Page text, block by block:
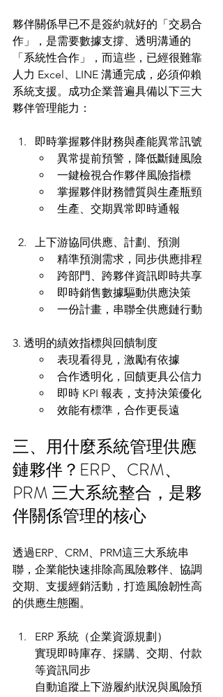
夥伴關係早已不是簽約就好的「交易合
作」，是需要數據支撐、透明溝通的
「系統性合作」，而這些，已經很難靠
人力 Excel、LINE 溝通完成，必須仰賴
系統支援。成功企業普遍具備以下三大
夥伴管理能力：
即時掌握夥伴財務與產能異常訊號
異常提前預警，降低斷鏈風險
一鍵檢視合作夥伴風險指標
掌握夥伴財務體質與生產瓶頸
生產、交期異常即時通報
上下游協同供應、計劃、預測
精準預測需求，同步供應排程
跨部門、跨夥伴資訊即時共享
即時銷售數據驅動供應決策
一份計畫，串聯全供應鏈行動
3. 透明的績效指標與回饋制度
表現看得見，激勵有依據
合作透明化，回饋更具公信力
即時 KPI 報表，支持決策優化
效能有標準，合作更長遠
三、用什麼系統管理供應
鏈夥伴？ERP、CRM、
PRM 三大系統整合，是夥
伴關係管理的核心
透過ERP、CRM、PRM這三大系統串
聯，企業能快速排除高風險夥伴、協調
交期、支援經銷活動，打造風險韌性高
的供應生態圈。
ERP 系統（企業資源規劃）
實現即時庫存、採購、交期、付款
等資訊同步
自動追蹤上下游履約狀況與風險預